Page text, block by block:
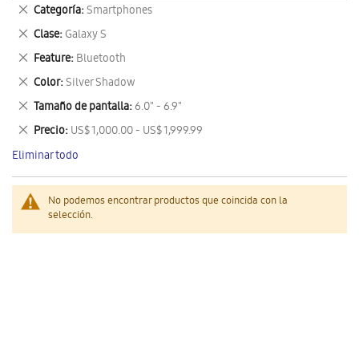
No podemos encontrar productos que coincida con la
selección.
Categoría Smartphones
Eliminar
este
artículo
Clase Galaxy S
Eliminar
este
artículo
Feature Bluetooth
Eliminar
este
artículo
Color Silver Shadow
Eliminar
este
artículo
Tamaño de pantalla 6.0" - 6.9"
Eliminar
este
artículo
Precio US$ 1,000.00 - US$ 1,999.99
Eliminar
este
artículo
Eliminar todo